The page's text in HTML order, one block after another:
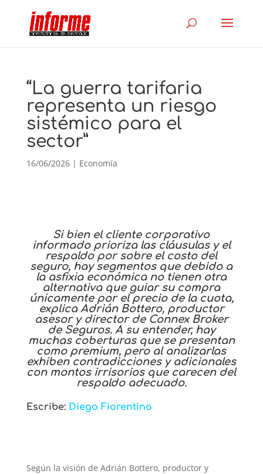
“La guerra tarifaria
representa un riesgo
sistémico para el
sector”
16/06/2026| Economía
Si bien el cliente corporativo
informado prioriza las cláusulas y el
respaldo por sobre el costo del
seguro, hay segmentos que debido a
la asfixia económica no tienen otra
alternativa que guiar su compra
únicamente por el precio de la cuota,
explica Adrián Bottero, productor
asesor y director de Connex Broker
de Seguros. A su entender, hay
muchas coberturas que se presentan
como premium, pero al analizarlas
exhiben contradicciones y adicionales
con montos irrisorios que carecen del
respaldo adecuado.
Escribe: Diego Fiorentino
Según la visión de Adrián Bottero, productor y